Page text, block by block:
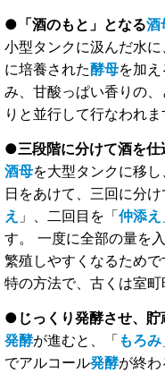
●「酒のもと」となる酒
小型タンクに汲んだ水に
に培養された酵母を加
み、甘酸っぱい香りの
りと並行して行なわれま
●三段階に分けて酒を仕
酒母を大型タンクに移し
日をあけて、三回に分
え 」、二回目を「仲添え
す。 一度に全部の量を入
繁殖しやすくなるため
特の方法で、古くは室町
●じっくり発酵させ、貯
発酵が進むと、「 もろみ
でアルコール発酵が終